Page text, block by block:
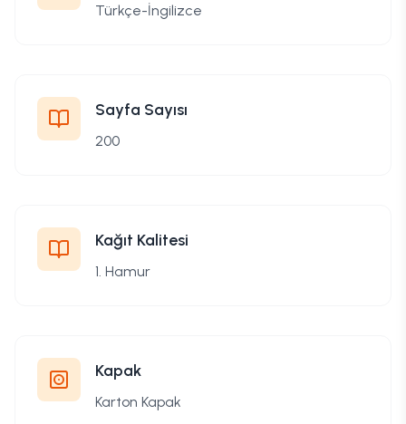
Türkçe-İngilizce
Sayfa Sayısı
200
Kağıt Kalitesi
1. Hamur
Kapak
Karton Kapak